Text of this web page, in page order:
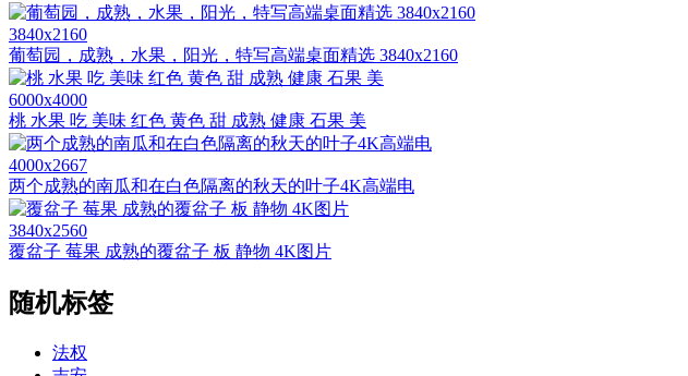
3840x2160
葡萄园，成熟，水果，阳光，特写高端桌面精选 3840x2160
6000x4000
桃 水果 吃 美味 红色 黄色 甜 成熟 健康 石果 美
4000x2667
两个成熟的南瓜和在白色隔离的秋天的叶子4K高端电
3840x2560
覆盆子 莓果 成熟的覆盆子 板 静物 4K图片
随机标签
法权